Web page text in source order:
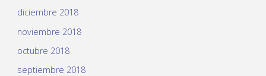
diciembre 2018
noviembre 2018
octubre 2018
septiembre 2018